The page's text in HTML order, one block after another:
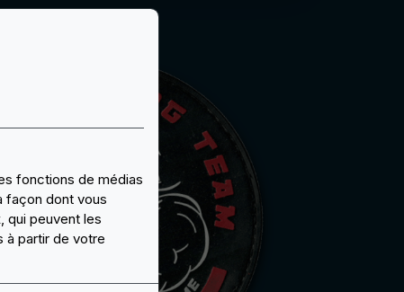
fonctions de médias
façon dont vous
qui peuvent les
à partir de votre